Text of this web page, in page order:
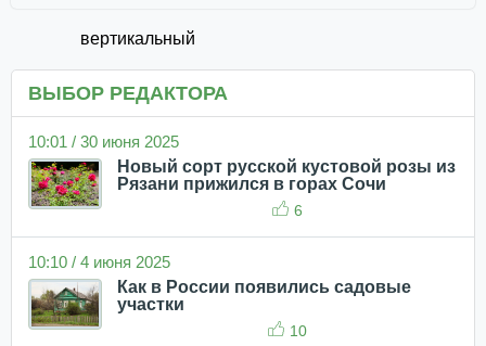
вертикальный
ВЫБОР РЕДАКТОРА
10:01 / 30 июня 2025
Новый сорт русской кустовой розы из
Рязани прижился в горах Сочи
6
10:10 / 4 июня 2025
Как в России появились садовые
участки
10